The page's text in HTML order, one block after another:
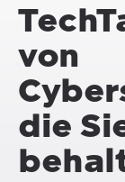
von
die